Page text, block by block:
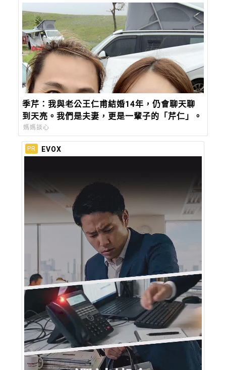
季芹：我與老公王仁甫結婚14年，仍會聊天聊
到天亮。我們是夫妻，更是一輩子的「芹仁」。
媽媽談心
PR EVOX